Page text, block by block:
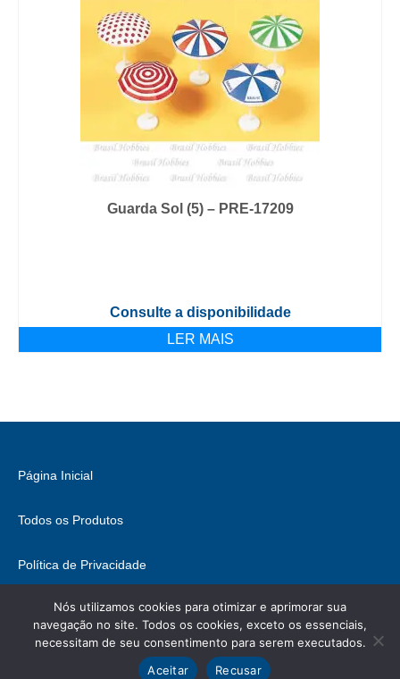
Guarda Sol (5) – PRE-17209
Consulte a disponibilidade
LER MAIS
Página Inicial
Todos os Produtos
Política de Privacidade
Fale Conosco
© 2026 Brasil Hobbies - WordPress Theme byKadence WP
, podem conter direitos.
Nós utilizamos cookies para otimizar e aprimorar sua
navegação no site. Todos os cookies, exceto os essenciais,
necessitam de seu consentimento para serem executados.
Aceitar
Recusar